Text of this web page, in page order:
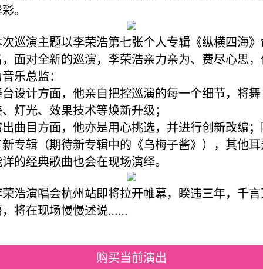
。
巡演主题以李荣浩第七张个人专辑《纵横四海
面对全新的巡演，李荣浩亲力亲为、费尽心思
乐总监：
设计方面，他亲自把控巡演的每一个细节，将舞
灯光、效果技术等焕新升级；
曲目方面，他亦是用心挑选，并进行创新改编
专辑（期待新专辑中的《乌梅子酱》），其他
的经典歌曲也会在现场演绎。
浩演唱会杭州站即将拉开帷幕，睽违三年，千言
，将在现场慢慢述说……
购买当前演出